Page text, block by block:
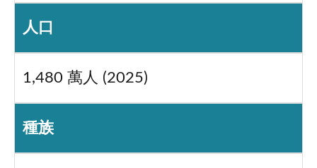
人口
1,480 萬人 (2025)
種族